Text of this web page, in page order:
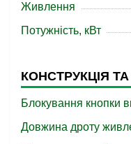
Живлення
Потужність, кВт
КОНСТРУКЦІЯ
Блокування кнопки
Довжина дроту